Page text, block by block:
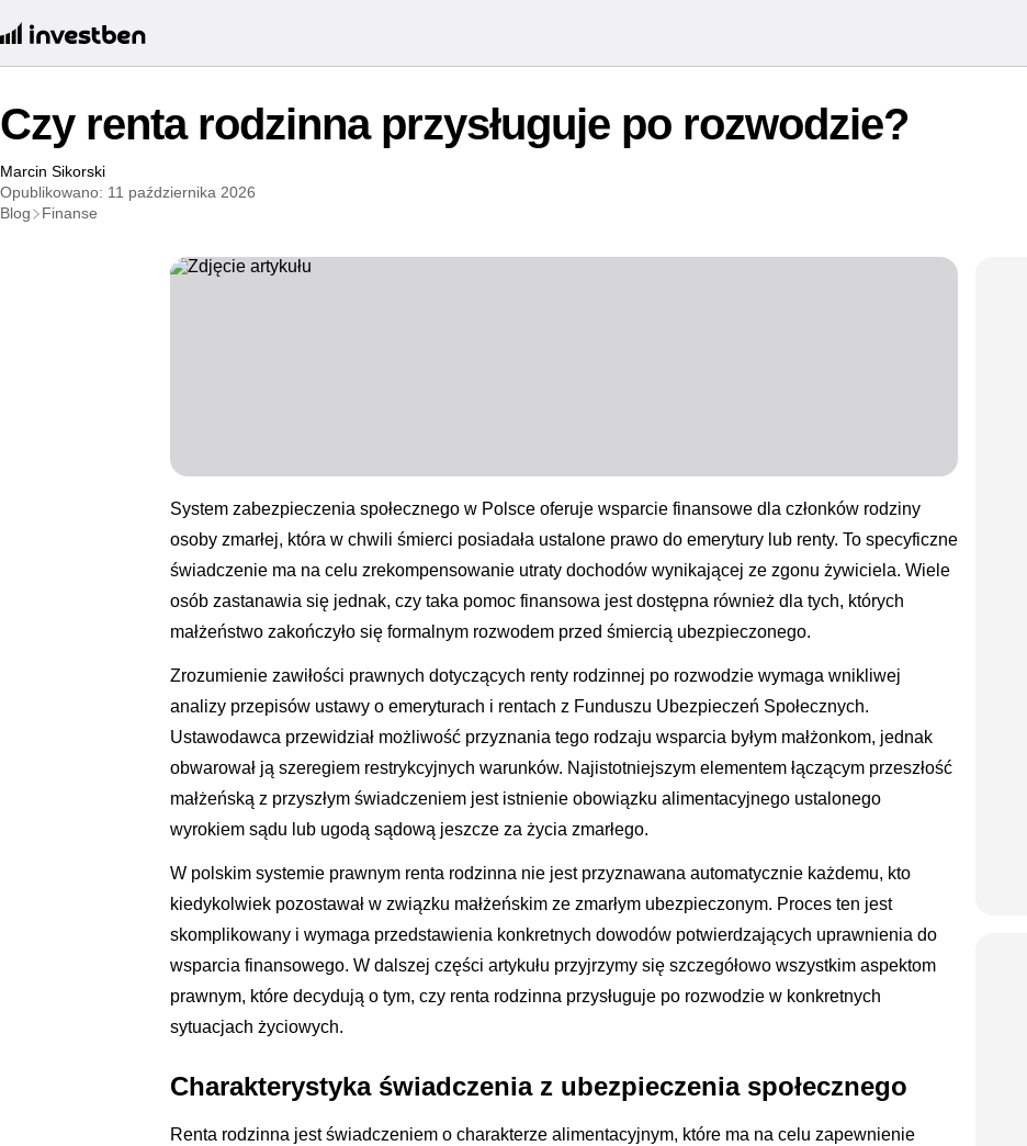
Czy renta rodzinna przysługuje po rozwodzie?
Marcin Sikorski
Opublikowano: 11 października 2026
Blog
Finanse
System zabezpieczenia społecznego w Polsce oferuje wsparcie finansowe dla członków rodziny
osoby zmarłej, która w chwili śmierci posiadała ustalone prawo do emerytury lub renty. To specyficzne
świadczenie ma na celu zrekompensowanie utraty dochodów wynikającej ze zgonu żywiciela. Wiele
osób zastanawia się jednak, czy taka pomoc finansowa jest dostępna również dla tych, których
małżeństwo zakończyło się formalnym rozwodem przed śmiercią ubezpieczonego.
Zrozumienie zawiłości prawnych dotyczących renty rodzinnej po rozwodzie wymaga wnikliwej
analizy przepisów ustawy o emeryturach i rentach z Funduszu Ubezpieczeń Społecznych.
Ustawodawca przewidział możliwość przyznania tego rodzaju wsparcia byłym małżonkom, jednak
obwarował ją szeregiem restrykcyjnych warunków. Najistotniejszym elementem łączącym przeszłość
małżeńską z przyszłym świadczeniem jest istnienie obowiązku alimentacyjnego ustalonego
wyrokiem sądu lub ugodą sądową jeszcze za życia zmarłego.
W polskim systemie prawnym renta rodzinna nie jest przyznawana automatycznie każdemu, kto
kiedykolwiek pozostawał w związku małżeńskim ze zmarłym ubezpieczonym. Proces ten jest
skomplikowany i wymaga przedstawienia konkretnych dowodów potwierdzających uprawnienia do
wsparcia finansowego. W dalszej części artykułu przyjrzymy się szczegółowo wszystkim aspektom
prawnym, które decydują o tym, czy renta rodzinna przysługuje po rozwodzie w konkretnych
sytuacjach życiowych.
Charakterystyka świadczenia z ubezpieczenia społecznego
Renta rodzinna jest świadczeniem o charakterze alimentacyjnym, które ma na celu zapewnienie